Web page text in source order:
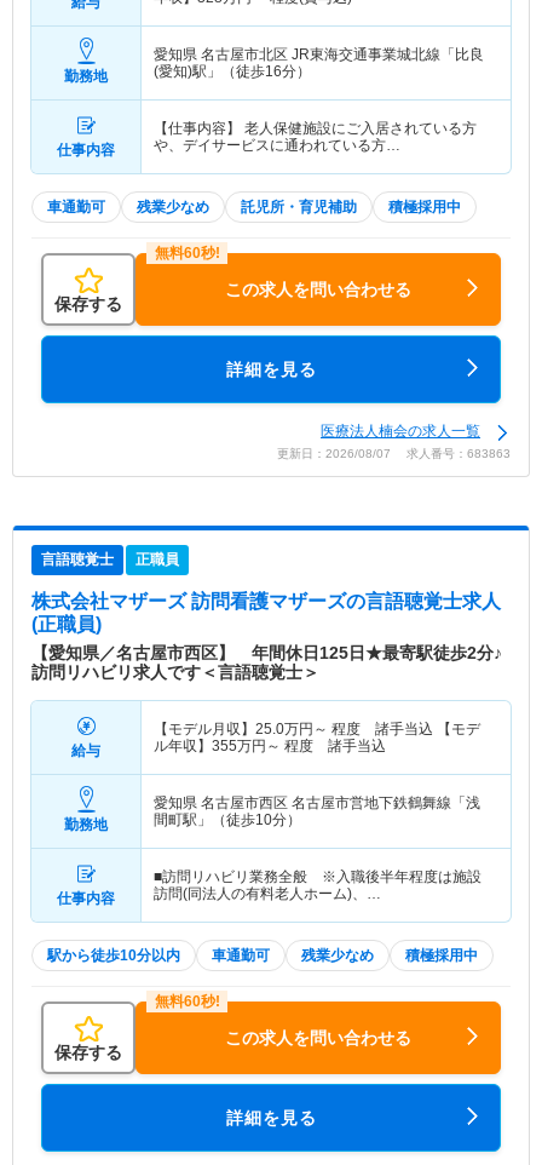
勤務地
愛知県 名古屋市北区 JR東海交通事業城北線「比良
(愛知)駅」（徒歩16分）
仕事内容
【仕事内容】 老人保健施設にご入居されている方
や、デイサービスに通われている方…
車通勤可 残業少なめ 託児所・育児補助 積極採用中
保存する
この求人を問い合わせる
詳細を見る
医療法人楠会の求人一覧
更新日：2026/08/07 求人番号：683863
言語聴覚士 正職員
株式会社マザーズ 訪問看護マザーズの言語聴覚士求人
(正職員)
【愛知県／名古屋市西区】 年間休日125日★最寄駅徒歩2分♪
訪問リハビリ求人です＜言語聴覚士＞
給与
【モデル月収】 25.0万円～ 程度 諸手当込 【モデ
ル年収】 355万円～ 程度 諸手当込
勤務地
愛知県 名古屋市西区 名古屋市営地下鉄鶴舞線「浅
間町駅」（徒歩10分）
仕事内容
■訪問リハビリ業務全般 ※入職後半年程度は施設
訪問(同法人の有料老人ホーム)、…
駅から徒歩10分以内 車通勤可 残業少なめ 積極採用中
保存する
この求人を問い合わせる
詳細を見る